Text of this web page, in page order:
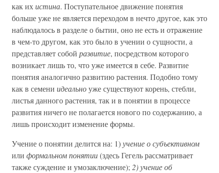
как ихистина. Поступательное движение понятия
больше уже не является переходом в нечто другое, как это
наблюдалось в разделе о бытии, оно не есть и отражение
в чем-то другом, как это было в учении о сущности, а
представляет собой развитие, посредством которого
возникает лишь то, что уже имеется в себе. Развитие
понятия аналогично развитию растения. Подобно тому
как в семени идеальноуже существуют корень, стебли,
листья данного растения, так и в понятии в процессе
развития ничего не полагается нового по содержанию, а
лишь происходит изменение формы.
Учение о понятии делится на: 1)учение о субъективном
или формальном понятии(здесь Гегель рассматривает
также суждение и умозаключение); 2) учение об